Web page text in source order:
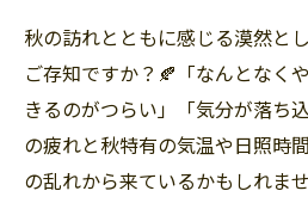
秋の訪れとともに感じる漠然と
ご存知ですか？🍂「なんとなく
きるのがつらい」「気分が落ち
の疲れと秋特有の気温や日照時
の乱れから来ているかもしれま